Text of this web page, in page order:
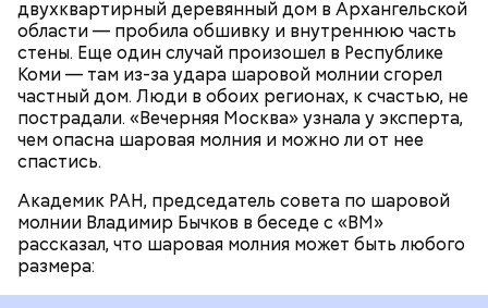
двухквартирный деревянный дом в Архангельской
области — пробила обшивку и внутреннюю часть
стены. Еще один случай произошел в Республике
Коми — там из-за удара шаровой молнии сгорел
частный дом. Люди в обоих регионах, к счастью, не
пострадали. «Вечерняя Москва» узнала у эксперта,
чем опасна шаровая молния и можно ли от нее
спастись.
Академик РАН, председатель совета по шаровой
молнии Владимир Бычков в беседе с «ВМ»
рассказал, что шаровая молния может быть любого
размера:
По его словам, солдаты не знали о масштабах
трагедии. Подобных аварий раньше не случалось.
Поэтому он не испытывал страха.
За свою земную жизнь он совершил множество
добрых дел во славу Божию.